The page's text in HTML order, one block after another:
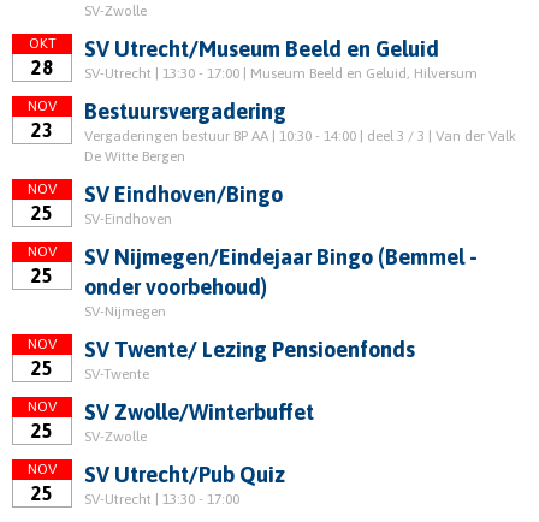
SV-Zwolle
OKT
28
SV Utrecht/Museum Beeld en Geluid
SV-Utrecht | 13:30 - 17:00 | Museum Beeld en Geluid, Hilversum
NOV
23
Bestuursvergadering
Vergaderingen bestuur BP AA | 10:30 - 14:00 | deel 3 / 3 | Van der Valk
De Witte Bergen
NOV
25
SV Eindhoven/Bingo
SV-Eindhoven
NOV
25
SV Nijmegen/Eindejaar Bingo (Bemmel -
onder voorbehoud)
SV-Nijmegen
NOV
25
SV Twente/ Lezing Pensioenfonds
SV-Twente
NOV
25
SV Zwolle/Winterbuffet
SV-Zwolle
NOV
25
SV Utrecht/Pub Quiz
SV-Utrecht | 13:30 - 17:00